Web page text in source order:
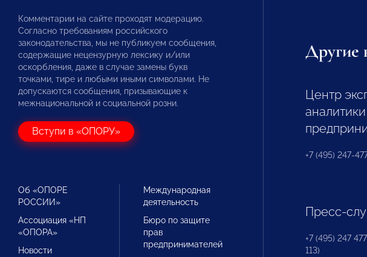
Комментарии на сайте проходят модерацию.
Согласно требованиям российского
законодательства, мы не публикуем сообщения,
содержащие нецензурную лексику и/или
оскорбления, даже в случае замены букв
точками, тире и любыми иными символами. Не
допускаются сообщения, призывающие к
межнациональной и социальной розни.
Вступи в «ОПОРУ»
Об «ОПОРЕ
РОССИИ»
Ассоциация «НП
«ОПОРА»
Новости
Международная
деятельность
Бюро по защите
прав
предпринимателей
Другие
Центр
+7 (495) 247-
Пресс-
+7 (495) 247
113)